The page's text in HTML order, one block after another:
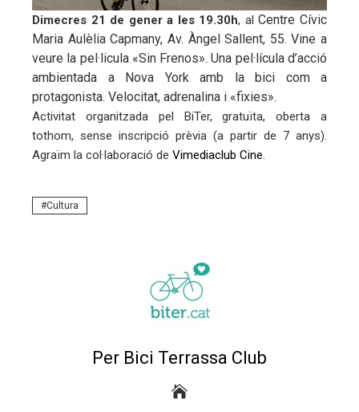
Dimecres 21 de gener a les 19.30h, alCentre Cívic
Maria Aulèlia Capmany, Av. Àngel Sallent, 55. Vine a
veure la pel·licula «Sin Frenos». Una pel·lícula d’acció
ambientada a Nova York amb la bici com a
protagonista. Velocitat, adrenalina i «fixies».
Activitat organitzada pel BiTer, gratuïta, oberta a
tothom, sense inscripció prèvia (a partir de 7 anys).
Agraïm la col·laboració de Vimediaclub Cine.
Cultura
Per Bici Terrassa Club